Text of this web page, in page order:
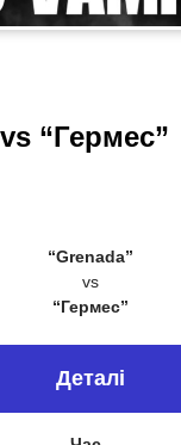
“Гермес”
“Grenada”
vs
“Гермес”
Деталі